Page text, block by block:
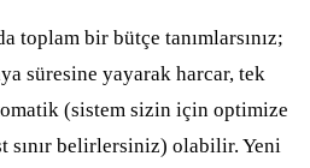
toplam bir bütçe tanımlarsınız;
süresine yayarak harcar, tek
(sistem sizin için optimize
sınır belirlersiniz) olabilir. Yeni